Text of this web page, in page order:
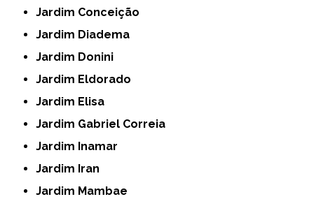
Jardim Conceição
Jardim Diadema
Jardim Donini
Jardim Eldorado
Jardim Elisa
Jardim Gabriel Correia
Jardim Inamar
Jardim Iran
Jardim Mambae